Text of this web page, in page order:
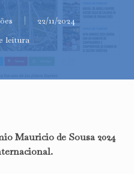
22/11/2024
leitura
Mauricio de Sousa 2024